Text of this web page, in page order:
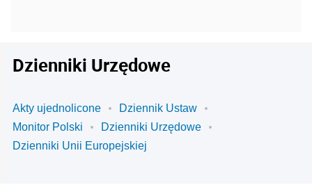
Dzienniki Urzędowe
Akty ujednolicone
Dziennik Ustaw
Monitor Polski
Dzienniki Urzędowe
Dzienniki Unii Europejskiej